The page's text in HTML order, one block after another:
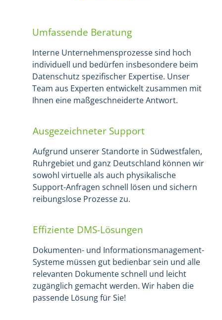
Umfassende Beratung
Interne Unternehmensprozesse sind hoch
individuell und bedürfen insbesondere beim
Datenschutz spezifischer Expertise. Unser
Team aus Experten entwickelt zusammen mit
Ihnen eine maßgeschneiderte Antwort.
Ausgezeichneter Support
Aufgrund unserer Standorte in Südwestfalen,
Ruhrgebiet und ganz Deutschland können wir
sowohl virtuelle als auch physikalische
Support-Anfragen schnell lösen und sichern
reibungslose Prozesse zu.
Effiziente DMS-Lösungen
Dokumenten- und Informationsmanagement-
Systeme müssen gut bedienbar sein und alle
relevanten Dokumente schnell und leicht
zugänglich gemacht werden. Wir haben die
passende Lösung für Sie!